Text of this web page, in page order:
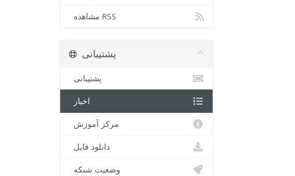
مشاهده RSS
پشتیبانی
پشتیبانی
اخبار
مرکز آموزش
دانلود فایل
وضعیت شبکه